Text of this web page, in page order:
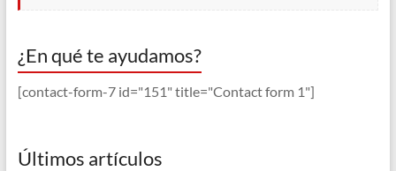
¿En qué te ayudamos?
[contact-form-7 id="151" title="Contact form 1"]
Últimos artículos